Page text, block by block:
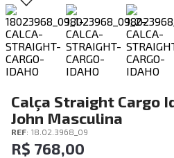
Calça Straight Cargo
John Masculina
REF: 18.02.3968_09
R$ 768,00